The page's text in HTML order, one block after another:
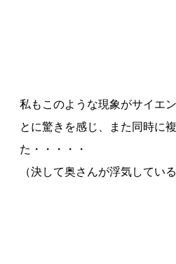
私もこのような現象がサイエ
とに驚きを感じ、また同時に
た・・・・・
（決して奥さんが浮気してい